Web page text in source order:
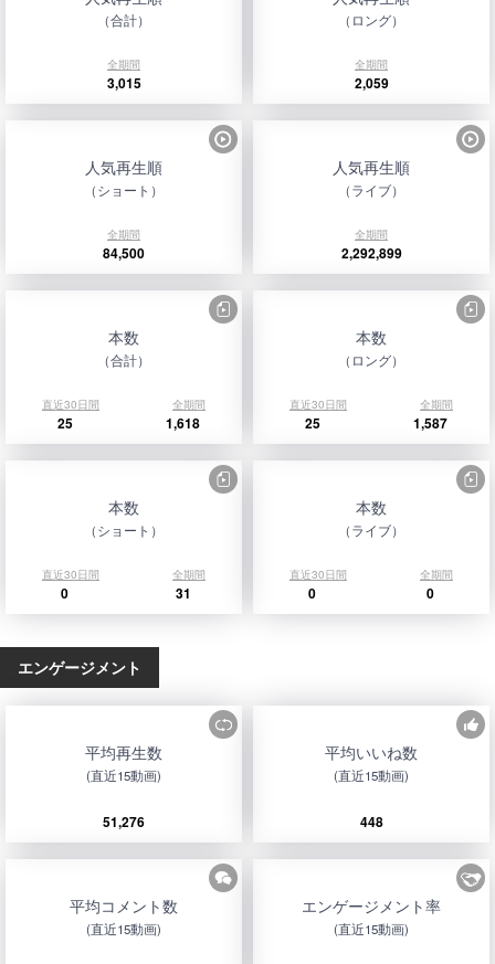
（合計）
全期間
3,015
（ロング）
全期間
2,059
人気再生順
（ショート）
全期間
84,500
人気再生順
（ライブ）
全期間
2,292,899
本数
（合計）
直近30日間 全期間
25 1,618
本数
（ロング）
直近30日間 全期間
25 1,587
本数
（ショート）
直近30日間 全期間
0 31
本数
（ライブ）
直近30日間 全期間
0 0
エンゲージメント
平均再生数
(直近15動画)
51,276
平均いいね数
(直近15動画)
448
平均コメント数
(直近15動画)
エンゲージメント率
(直近15動画)